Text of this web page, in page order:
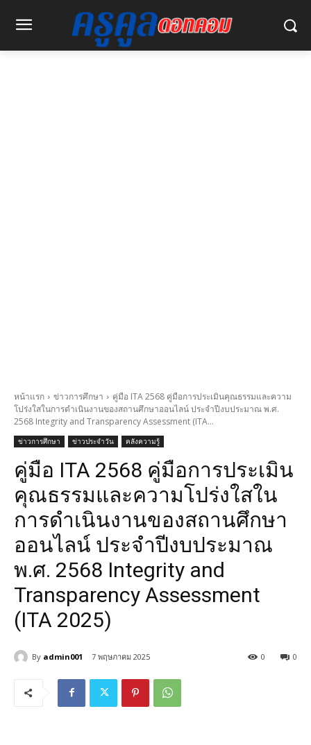
หน้าแรก ข่าวการศึกษา
คู่มือ ITA 2568 คู่มือการประเมินคุณธรรมและความ
โปร่งใสในการดำเนินงานของสถานศึกษาออนไลน์ ประจำปีงบประมาณ พ.ศ.
2568 Integrity and Transparency Assessment (ITA...
ข่าวการศึกษา ข่าวประจำวัน คลังความรู้
คู่มือ ITA 2568 คู่มือการประเมิน
คุณธรรมและความโปร่งใสใน
การดำเนินงานของสถานศึกษา
ออนไลน์ ประจำปีงบประมาณ
พ.ศ. 2568 Integrity and
Transparency Assessment
(ITA 2025)
By admin001 7 พฤษภาคม 2025 0
0